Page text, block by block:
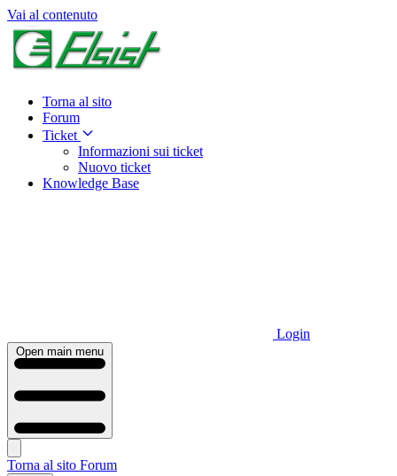
Vai al contenuto
Torna al sito
Forum
Ticket
Informazioni sui ticket
Nuovo ticket
Knowledge Base
Login
Open main menu
Torna al sito Forum